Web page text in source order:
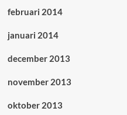
februari 2014
januari 2014
december 2013
november 2013
oktober 2013